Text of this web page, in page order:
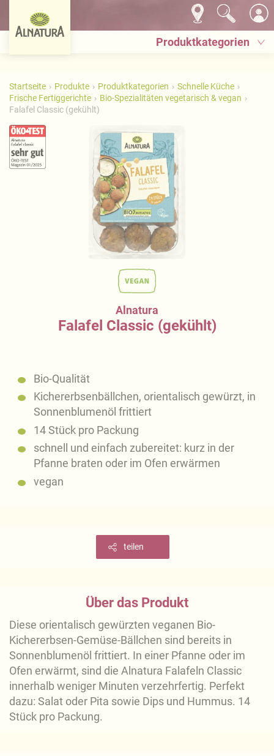
Produktkategorien
Startseite Produkte Produktkategorien
Schnelle Küche
Frische Fertiggerichte
Bio-Spezialitäten vegetarisch & vegan
Falafel Classic (gekühlt)
Alnatura
Falafel Classic (gekühlt)
Bio-Qualität
Kichererbsenbällchen, orientalisch gewürzt, in
Sonnenblumenöl frittiert
14 Stück pro Packung
schnell und einfach zubereitet: kurz in der
Pfanne braten oder im Ofen erwärmen
vegan
teilen
Über das Produkt
Diese orientalisch gewürzten veganen Bio-
Kichererbsen-Gemüse-Bällchen sind bereits in
Sonnenblumenöl frittiert. In einer Pfanne oder im
Ofen erwärmt, sind die Alnatura Falafeln Classic
innerhalb weniger Minuten verzehrfertig. Perfekt
dazu: Salat oder Pita sowie Dips und Hummus. 14
Stück pro Packung.